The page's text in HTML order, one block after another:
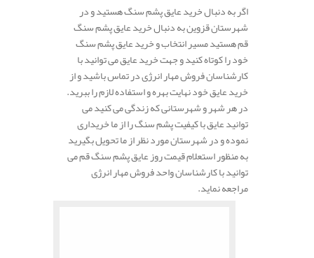
اگر به دنبال خرید عایق پشم سنگ هستید و در
شهرستان قزوین به دنبال خرید عایق پشم سنگ
قم هستید مسیر انتخاب و خرید عایق پشم سنگ
خود را کوتاه کنید و جهت خرید عایق می توانید با
کارشناسان فروش مهار انرژی در تماس باشید و از
خرید عایق خود نهایت بهره و استفاده لازم را ببرید.
در هر شهر و شهرستانی که زندگی می کنید می
توانید عایق با کیفیت پشم سنگ را از ما خریداری
نموده و در شهرستان مورد نظر از ما تحویل بگیرید
به منظور استعلام قیمت روز عایق پشم سنگ قم می
توانید با کارشناسان واحد فروش مهار انرژی
مراجعه نماید.